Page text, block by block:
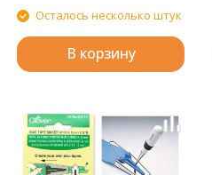
Осталось несколько штук
В корзину